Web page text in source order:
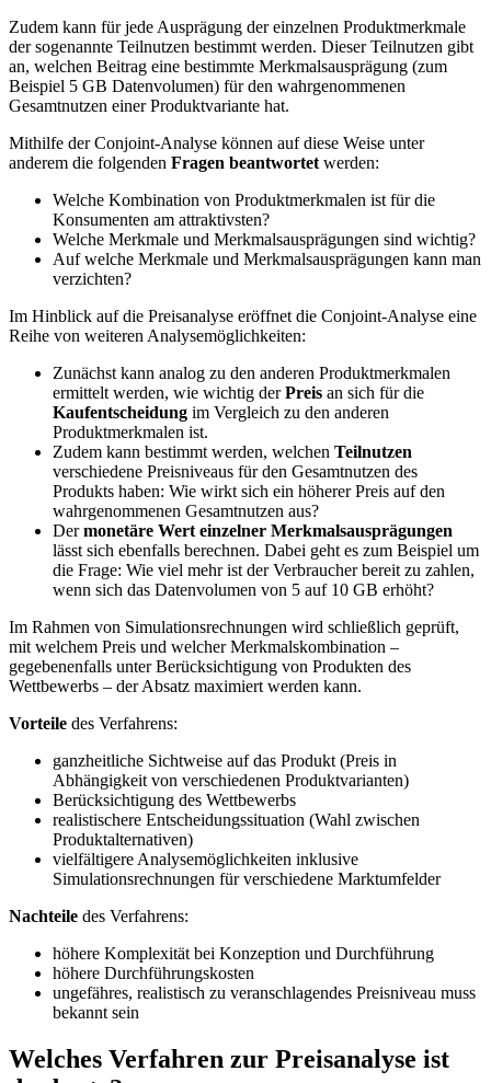
Zudem kann für jede Ausprägung der einzelnen Produktmerkmale
der sogenannte Teilnutzen bestimmt werden. Dieser Teilnutzen gibt
an, welchen Beitrag eine bestimmte Merkmalsausprägung (zum
Beispiel 5 GB Datenvolumen) für den wahrgenommenen
Gesamtnutzen einer Produktvariante hat.
Mithilfe der Conjoint-Analyse können auf diese Weise unter
anderem die folgenden Fragen beantwortet werden:
Welche Kombination von Produktmerkmalen ist für die
Konsumenten am attraktivsten?
Welche Merkmale und Merkmalsausprägungen sind wichtig?
Auf welche Merkmale und Merkmalsausprägungen kann man
verzichten?
Im Hinblick auf die Preisanalyse eröffnet die Conjoint-Analyse eine
Reihe von weiteren Analysemöglichkeiten:
Zunächst kann analog zu den anderen Produktmerkmalen
ermittelt werden, wie wichtig derPreis an sich für die
Kaufentscheidung im Vergleich zu den anderen
Produktmerkmalen ist.
Zudem kann bestimmt werden, welchen Teilnutzen
verschiedene Preisniveaus für den Gesamtnutzen des
Produkts haben: Wie wirkt sich ein höherer Preis auf den
wahrgenommenen Gesamtnutzen aus?
Dermonetäre Wert einzelner Merkmalsausprägungen
lässt sich ebenfalls berechnen. Dabei geht es zum Beispiel um
die Frage: Wie viel mehr ist der Verbraucher bereit zu zahlen,
wenn sich das Datenvolumen von 5 auf 10 GB erhöht?
Im Rahmen von Simulationsrechnungen wird schließlich geprüft,
mit welchem Preis und welcher Merkmalskombination –
gegebenenfalls unter Berücksichtigung von Produkten des
Wettbewerbs – der Absatz maximiert werden kann.
Vorteile des Verfahrens:
ganzheitliche Sichtweise auf das Produkt (Preis in
Abhängigkeit von verschiedenen Produktvarianten)
Berücksichtigung des Wettbewerbs
realistischere Entscheidungssituation (Wahl zwischen
Produktalternativen)
vielfältigere Analysemöglichkeiten inklusive
Simulationsrechnungen für verschiedene Marktumfelder
Nachteile des Verfahrens:
höhere Komplexität bei Konzeption und Durchführung
höhere Durchführungskosten
ungefähres, realistisch zu veranschlagendes Preisniveau muss
bekannt sein
Welches Verfahren zur Preisanalyse ist